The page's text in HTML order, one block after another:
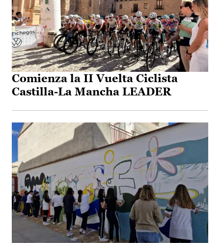
Comienza la II Vuelta Ciclista
Castilla-La Mancha LEADER